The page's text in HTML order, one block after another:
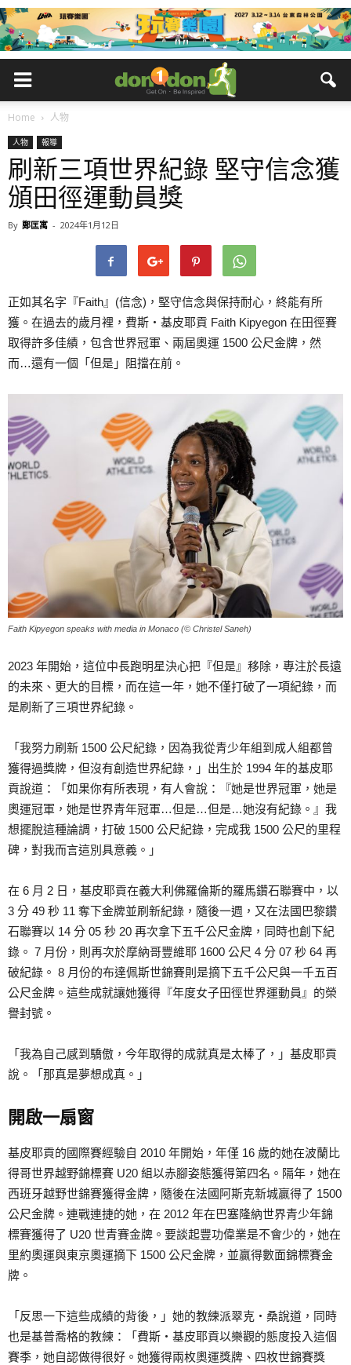
Home 人物
人物 報導
刷新三項世界紀錄 堅守信念獲
頒田徑運動員獎
By 鄭匡寓 - 2024年1月12日
正如其名字『Faith』(信念)，堅守信念與保持耐心，終能有所
獲。在過去的歲月裡，費斯‧基皮耶貢 Faith Kipyegon 在田徑賽
取得許多佳績，包含世界冠軍、兩屆奧運 1500 公尺金牌，然
而…還有一個「但是」阻擋在前。
Faith Kipyegon speaks with media in Monaco (© Christel Saneh)
2023 年開始，這位中長跑明星決心把『但是』移除，專注於長遠
的未來、更大的目標，而在這一年，她不僅打破了一項紀錄，而
是刷新了三項世界紀錄。
「我努力刷新 1500 公尺紀錄，因為我從青少年組到成人組都曾
獲得過獎牌，但沒有創造世界紀錄，」出生於 1994 年的基皮耶
貢說道：「如果你有所表現，有人會說：『她是世界冠軍，她是
奧運冠軍，她是世界青年冠軍…但是…但是…她沒有紀錄。』我
想擺脫這種論調，打破 1500 公尺紀錄，完成我 1500 公尺的里程
碑，對我而言這別具意義。」
在 6 月 2 日，基皮耶貢在義大利佛羅倫斯的羅馬鑽石聯賽中，以
3 分 49 秒 11 奪下金牌並刷新紀錄，隨後一週，又在法國巴黎鑽
石聯賽以 14 分 05 秒 20 再次拿下五千公尺金牌，同時也創下紀
錄。 7 月份，則再次於摩納哥豐維耶 1600 公尺 4 分 07 秒 64 再
破紀錄。 8 月份的布達佩斯世錦賽則是摘下五千公尺與一千五百
公尺金牌。這些成就讓她獲得『年度女子田徑世界運動員』的榮
譽封號。
「我為自己感到驕傲，今年取得的成就真是太棒了，」基皮耶貢
說。「那真是夢想成真。」
開啟一扇窗
基皮耶貢的國際賽經驗自 2010 年開始，年僅 16 歲的她在波蘭比
得哥世界越野錦標賽 U20 組以赤腳姿態獲得第四名。隔年，她在
西班牙越野世錦賽獲得金牌，隨後在法國阿斯克新城贏得了 1500
公尺金牌。連戰連捷的她，在 2012 年在巴塞隆納世界青少年錦
標賽獲得了 U20 世青賽金牌。要談起豐功偉業是不會少的，她在
里約奧運與東京奧運摘下 1500 公尺金牌，並贏得數面錦標賽金
牌。
「反思一下這些成績的背後，」她的教練派翠克‧桑說道，同時
也是基普喬格的教練：「費斯‧基皮耶貢以樂觀的態度投入這個
賽季，她自認做得很好。她獲得兩枚奧運獎牌、四枚世錦賽獎